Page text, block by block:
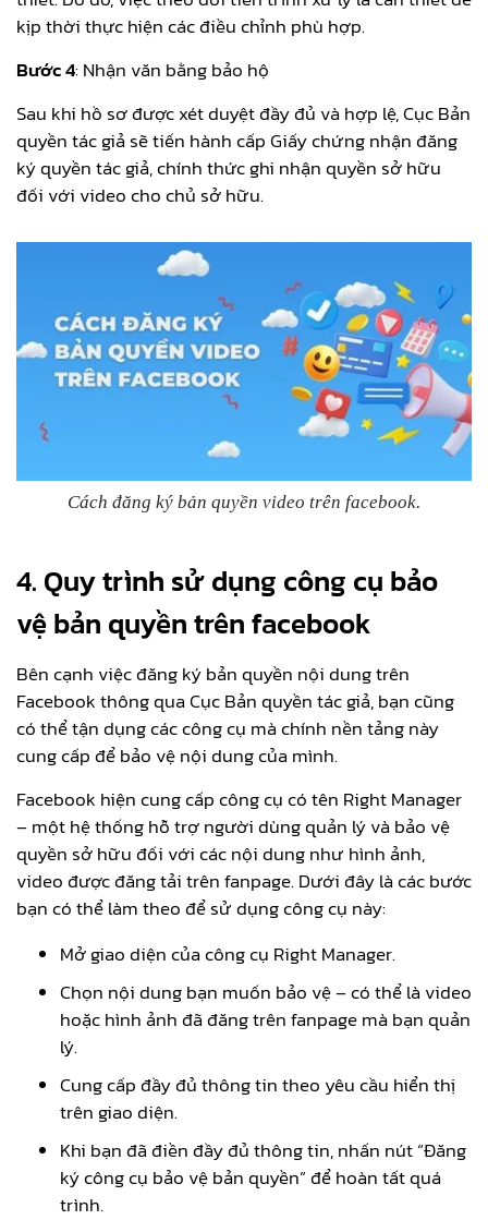
kịp thời thực hiện các điều chỉnh phù hợp.
Bước 4: Nhận văn bằng bảo hộ
Sau khi hồ sơ được xét duyệt đầy đủ và hợp lệ, Cục Bản
quyền tác giả sẽ tiến hành cấp Giấy chứng nhận đăng
ký quyền tác giả, chính thức ghi nhận quyền sở hữu
đối với video cho chủ sở hữu.
Cách đăng ký bản quyền video trên facebook.
4. Quy trình sử dụng công cụ bảo
vệ bản quyền trên facebook
Bên cạnh việc đăng ký bản quyền nội dung trên
Facebook thông qua Cục Bản quyền tác giả, bạn cũng
có thể tận dụng các công cụ mà chính nền tảng này
cung cấp để bảo vệ nội dung của mình.
Facebook hiện cung cấp công cụ có tên Right Manager
– một hệ thống hỗ trợ người dùng quản lý và bảo vệ
quyền sở hữu đối với các nội dung như hình ảnh,
video được đăng tải trên fanpage. Dưới đây là các bước
bạn có thể làm theo để sử dụng công cụ này:
Mở giao diện của công cụ Right Manager.
Chọn nội dung bạn muốn bảo vệ – có thể là video
hoặc hình ảnh đã đăng trên fanpage mà bạn quản
lý.
Cung cấp đầy đủ thông tin theo yêu cầu hiển thị
trên giao diện.
Khi bạn đã điền đầy đủ thông tin, nhấn nút “Đăng
ký công cụ bảo vệ bản quyền” để hoàn tất quá
trình.